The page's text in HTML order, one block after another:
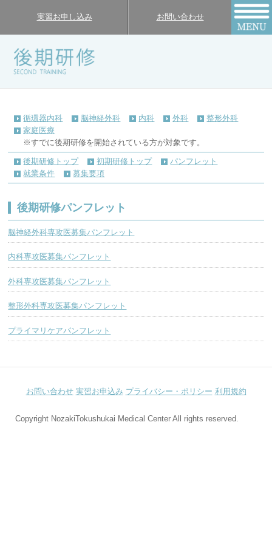
実習お申し込み お問い合わせ
循環器内科 脳神経外科 内科 外科
整形外科
家庭医療
※すでに後期研修を開始されている方が対象です。
後期研修トップ 初期研修トップ
パンフレット
就業条件
募集要項
後期研修パンフレット
脳神経外科専攻医募集パンフレット
内科専攻医募集パンフレット
外科専攻医募集パンフレット
整形外科専攻医募集パンフレット
プライマリケアパンフレット
お問い合わせ 実習お申込み プライバシー・ポリシー 利用規約
Copyright NozakiTokushukai Medical Center All rights reserved.